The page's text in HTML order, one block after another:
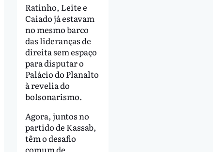
Ratinho, Leite e
Caiado já estavam
no mesmo barco
das lideranças de
direita sem espaço
para disputar o
Palácio do Planalto
à revelia do
bolsonarismo.
Agora, juntos no
partido de Kassab,
têm o desafio
comum de